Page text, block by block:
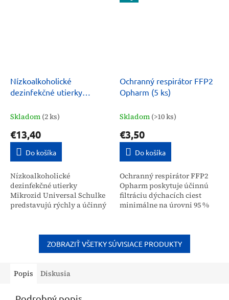
Nízkoalkoholické
dezinfekčné utierky
Skladom (2 ks)
€13,40
Do košíka
Nízkoalkoholické
dezinfekčné utierky
Mikrozid Universal Schulke
predstavujú rýchly a účinný
zdravotníckych pomôcok.
Vďaka svojmu...
Ochranný respirátor FFP2
Opharm (5 ks)
Skladom (>10 ks)
€3,50
Do košíka
Ochranný respirátor FFP2
Opharm poskytuje účinnú
filtráciu dýchacích ciest
minimálne na úrovni 95 %
5 kusov tejto...
ZOBRAZIŤ VŠETKY SÚVISIACE PRODUKTY
Popis Diskusia